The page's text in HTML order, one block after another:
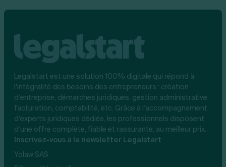
Legalstart est une solution 100% digitale qui répond à
l’intégralité des besoins des entrepreneurs : création
d’entreprise, démarches juridiques, gestion administrative,
facturation, comptabilité, etc. Grâce à l’accompagnement
d’experts juridiques dédiés, les professionnels disposent
d’une offre complète, fiable et rassurante, au meilleur prix.
Inscrivez-vous à la newsletter Legalstart
Yolaw SAS